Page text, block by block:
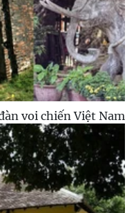
voi chiến Việt Nam